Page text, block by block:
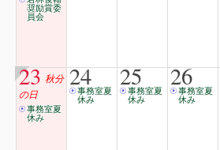
奨励賞委
員会
23 秋分
の日
事務室夏
休み
24
事務室夏
休み
25
事務室夏
休み
26
事務室夏
休み